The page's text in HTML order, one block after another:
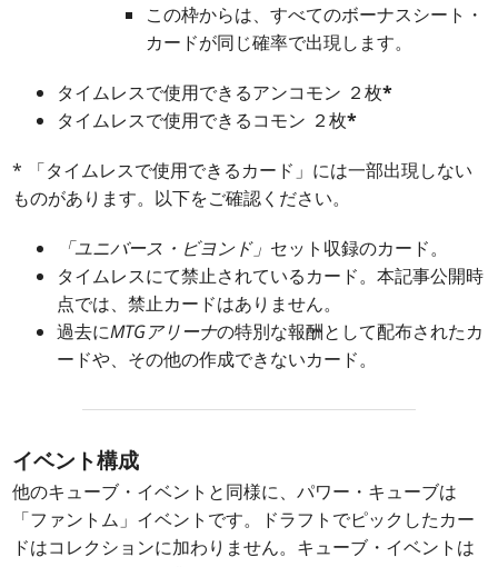
この枠からは、すべてのボーナスシート・
カードが同じ確率で出現します。
タイムレスで使用できるアンコモン ２枚*
タイムレスで使用できるコモン ２枚*
* 「タイムレスで使用できるカード」には一部出現しない
ものがあります。以下をご確認ください。
「ユニバース・ビヨンド」 セット収録のカード。
タイムレスにて禁止されているカード。本記事公開時
点では、禁止カードはありません。
過去にMTGアリーナの特別な報酬として配布されたカ
ードや、その他の作成できないカード。
イベント構成
他のキューブ・イベントと同様に、パワー・キューブは
「ファントム」イベントです。ドラフトでピックしたカー
ドはコレクションに加わりません。キューブ・イベントは